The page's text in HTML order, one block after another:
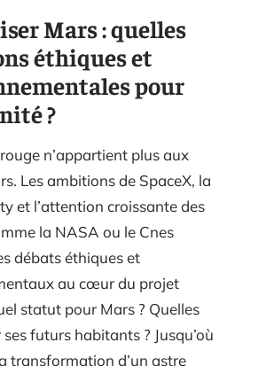
Mars : quelles
éthiques et
pour
?
n’appartient plus aux
Les ambitions de SpaceX, la
et l’attention croissante des
la NASA ou le Cnes
débats éthiques et
au cœur du projet
statut pour Mars ? Quelles
futurs habitants ? Jusqu’où
transformation d’un astre